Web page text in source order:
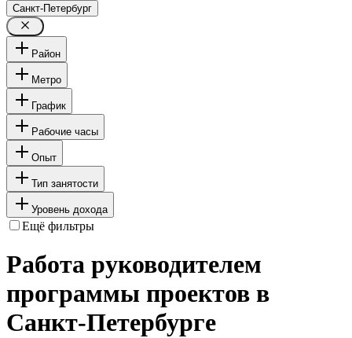
Санкт-Петербург
Район
Метро
График
Рабочие часы
Опыт
Тип занятости
Уровень дохода
Ещё фильтры
Работа руководителем
программы проектов в
Санкт-Петербурге